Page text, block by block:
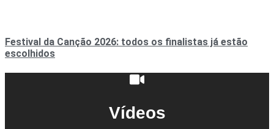
Festival da Canção 2026: todos os finalistas já estão
escolhidos
Vídeos